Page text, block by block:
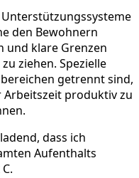
den Bewohnern
und klare Grenzen
ziehen. Spezielle
getrennt sind,
Arbeitszeit produktiv zu
dass ich
Aufenthalts